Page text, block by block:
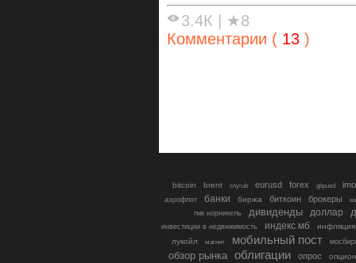
3.4К
★8
Комментарии ( 13 )
bitcoin brent cnyrub eurusd forex gbpusd
аэрофлот банки биржа биткоин брокеры
гмк норникель
дивиденды доллар
инвестиции в недвижимость индекс мб
инфляция
лукойл
магнит мобильный пост
обзор рынка облигации опрос